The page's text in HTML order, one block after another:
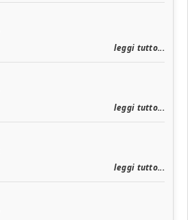
leggi tutto...
leggi tutto...
leggi tutto...